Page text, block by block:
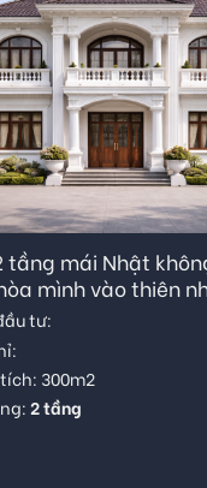
tầng mái Nhật
mình vào thiên
tư:
300m2
2 tầng